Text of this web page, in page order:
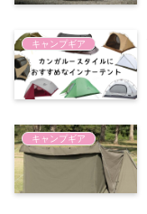
キャンプギア
キャンプギア